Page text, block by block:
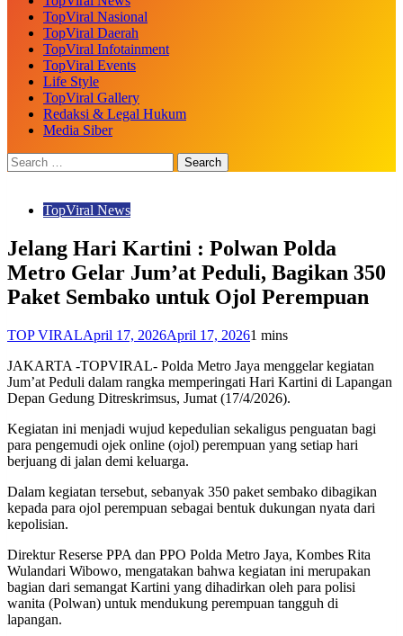
TopViral Nasional
TopViral Daerah
TopViral Infotainment
TopViral Events
Life Style
TopViral Gallery
Redaksi & Legal Hukum
Media Siber
TopViral News
Jelang Hari Kartini : Polwan Polda
Metro Gelar Jum’at Peduli, Bagikan 350
Paket Sembako untuk Ojol Perempuan
TOP VIRALApril 17, 2026April 17, 20261 mins
JAKARTA -TOPVIRAL- Polda Metro Jaya menggelar kegiatan
Jum’at Peduli dalam rangka memperingati Hari Kartini di Lapangan
Depan Gedung Ditreskrimsus, Jumat (17/4/2026).
Kegiatan ini menjadi wujud kepedulian sekaligus penguatan bagi
para pengemudi ojek online (ojol) perempuan yang setiap hari
berjuang di jalan demi keluarga.
Dalam kegiatan tersebut, sebanyak 350 paket sembako dibagikan
kepada para ojol perempuan sebagai bentuk dukungan nyata dari
kepolisian.
Direktur Reserse PPA dan PPO Polda Metro Jaya, Kombes Rita
Wulandari Wibowo, mengatakan bahwa kegiatan ini merupakan
bagian dari semangat Kartini yang dihadirkan oleh para polisi
wanita (Polwan) untuk mendukung perempuan tangguh di
lapangan.